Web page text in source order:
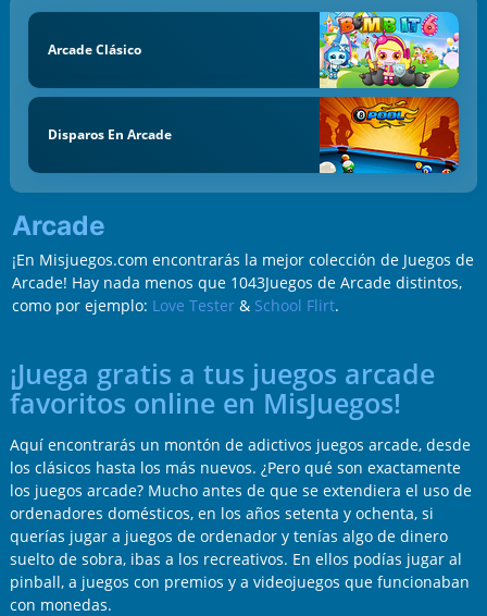
Arcade Clásico
Disparos En Arcade
Arcade
¡En Misjuegos.com encontrarás la mejor colección de Juegos de
Arcade! Hay nada menos que 1043Juegos de Arcade distintos,
como por ejemplo: Love Tester& School Flirt.
¡Juega gratis a tus juegos arcade
favoritos online en MisJuegos!
Aquí encontrarás un montón de adictivos juegos arcade, desde
los clásicos hasta los más nuevos. ¿Pero qué son exactamente
los juegos arcade? Mucho antes de que se extendiera el uso de
ordenadores domésticos, en los años setenta y ochenta, si
querías jugar a juegos de ordenador y tenías algo de dinero
suelto de sobra, ibas a los recreativos. En ellos podías jugar al
pinball, a juegos con premios y a videojuegos que funcionaban
con monedas.